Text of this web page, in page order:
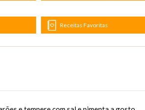
Receitas Favoritas